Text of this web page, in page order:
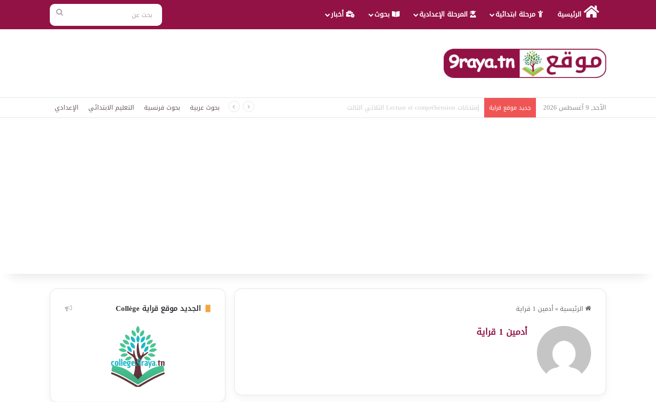
الرئيسية مرحلة ابتدائية المرحلة الإعدادية بحوث أخبار
بحث
عن
الأحد, 9 أغسطس 2026 جديد موقع قراية امتحانات قواعد لغة الثلاثي الثالث بحوث عربية بحوث فرنسية التعليم الابتدائي الإعدادي
الرئيسية »أدمين 1 قراية
أدمين 1 قراية
الجديد موقع قراية Collège